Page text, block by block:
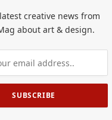
creative news from
about art & design.